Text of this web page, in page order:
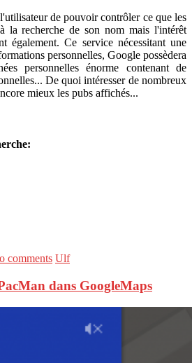
de pouvoir contrôler ce que les
la recherche de son nom mais l'intérêt
également. Ce service nécessitant une
personnelles, Google possèdera
personnelles énorme contenant de
De quoi intéresser de nombreux
mieux les pubs affichés...
comments Ulf
dans GoogleMaps